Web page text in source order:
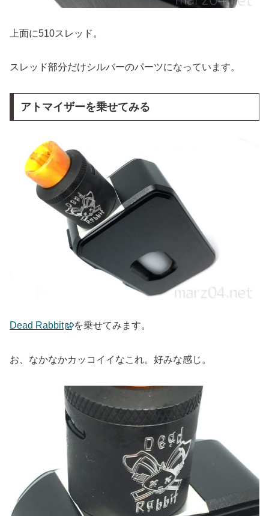
上面に510スレッド。
スレッド部分だけシルバーのパーツになっています。
アトマイザーを乗せてみる
Dead Rabbit を乗せてみます。
お、なかなかカッコイイなこれ。好みな感じ。